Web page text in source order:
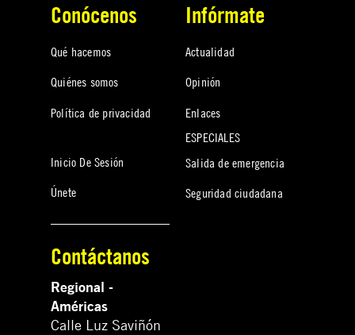
Conócenos
Qué hacemos
Quiénes somos
Política de privacidad
Inicio De Sesión
Únete
Infórmate
Actualidad
Opinión
Enlaces
ESPECIALES
Salida de emergencia
Seguridad ciudadana
Contáctanos
Regional -
Américas
Calle Luz Saviñón